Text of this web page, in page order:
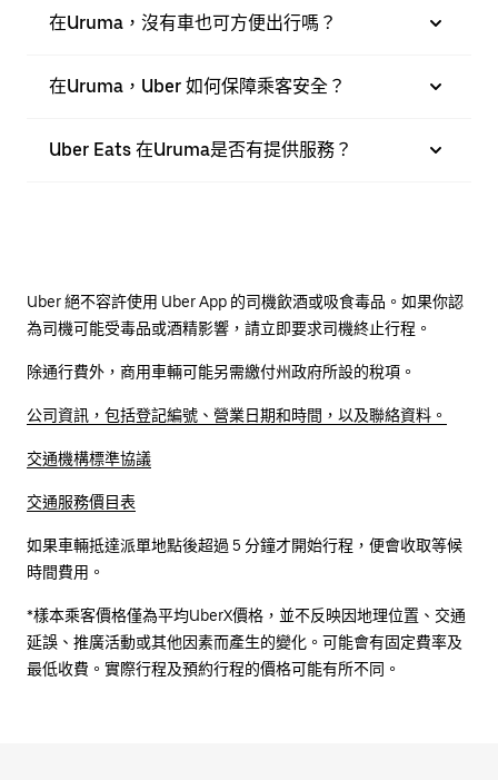
在Uruma，沒有車也可方便出行嗎？
在Uruma，Uber 如何保障乘客安全？
Uber Eats 在Uruma是否有提供服務？
Uber 絕不容許使用 Uber App 的司機飲酒或吸食毒品。如果你認
為司機可能受毒品或酒精影響，請立即要求司機終止行程。
除通行費外，商用車輛可能另需繳付州政府所設的稅項。
公司資訊，包括登記編號、營業日期和時間，以及聯絡資料。
交通機構標準協議
交通服務價目表
如果車輛抵達派單地點後超過 5 分鐘才開始行程，便會收取等候
時間費用。
*樣本乘客價格僅為平均UberX價格，並不反映因地理位置、交通
延誤、推廣活動或其他因素而產生的變化。可能會有固定費率及
最低收費。實際行程及預約行程的價格可能有所不同。